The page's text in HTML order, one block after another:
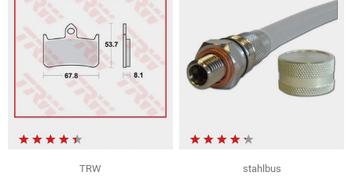
TRW
stahlbus